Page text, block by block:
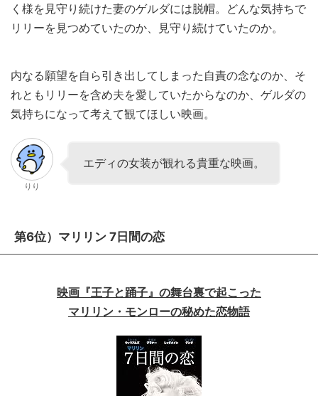
く様を見守り続けた妻のゲルダには脱帽。どんな気持ちで
リリーを見つめていたのか、見守り続けていたのか。
内なる願望を自ら引き出してしまった自責の念なのか、そ
れともリリーを含め夫を愛していたからなのか、ゲルダの
気持ちになって考えて観てほしい映画。
りり
エディの女装が観れる貴重な映画。
第6位）マリリン 7日間の恋
映画『王子と踊子』の舞台裏で起こった
マリリン・モンローの秘めた恋物語